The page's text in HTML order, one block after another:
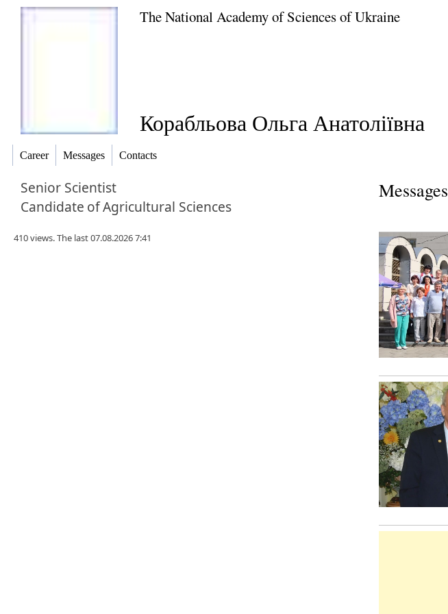
The National Academy of Sciences of Ukraine
Корабльова Ольга Анатоліївна
Career Messages Contacts
Senior Scientist
Candidate ofAgricultural Sciences
410 views. The last 07.08.2026 7:41
Messages